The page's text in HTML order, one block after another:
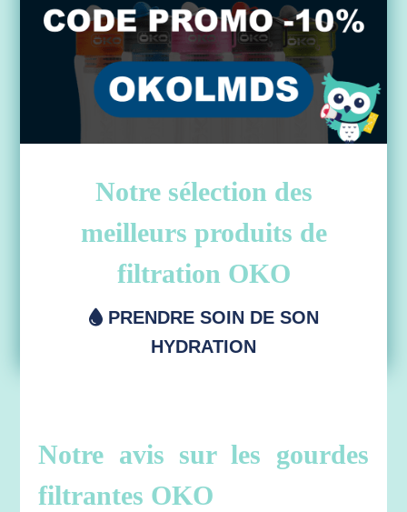
Notre sélection des
meilleurs produits de
filtration OKO
PRENDRE SOIN DE SON
HYDRATION
Notre avis sur les gourdes
filtrantes OKO